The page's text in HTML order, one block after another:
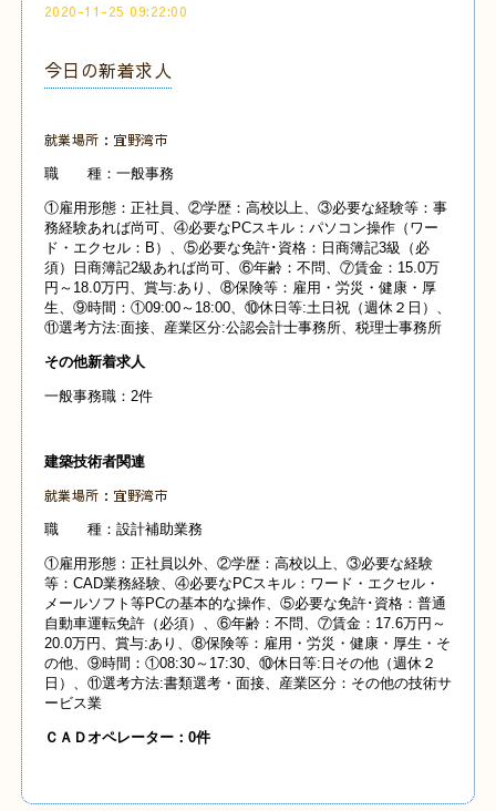
2020-11-25 09:22:00
今日の新着求人
就業場所：宜野湾市
職 種：一般事務
①雇用形態：正社員、②学歴：高校以上、③必要な経験等：事
務経験あれば尚可、④必要なPCスキル：パソコン操作（ワー
ド・エクセル：B）、⑤必要な免許･資格：日商簿記3級（必
須）日商簿記2級あれば尚可、⑥年齢：不問、⑦賃金：15.0万
円～18.0万円、賞与:あり、⑧保険等：雇用・労災・健康・厚
生、⑨時間：①09:00～18:00、⑩休日等:土日祝（週休２日）、
⑪選考方法:面接、産業区分:公認会計士事務所、税理士事務所
その他新着求人
一般事務職：2件
建築技術者関連
就業場所：宜野湾市
職 種：設計補助業務
①雇用形態：正社員以外、②学歴：高校以上、③必要な経験
等：CAD業務経験、④必要なPCスキル：ワード・エクセル・
メールソフト等PCの基本的な操作、⑤必要な免許･資格：普通
自動車運転免許（必須）、⑥年齢：不問、⑦賃金：17.6万円～
20.0万円、賞与:あり、⑧保険等：雇用・労災・健康・厚生・そ
の他、⑨時間：①08:30～17:30、⑩休日等:日その他（週休２
日）、⑪選考方法:書類選考・面接、産業区分：その他の技術サ
ービス業
Ｃ ＡＤオペレーター：0件